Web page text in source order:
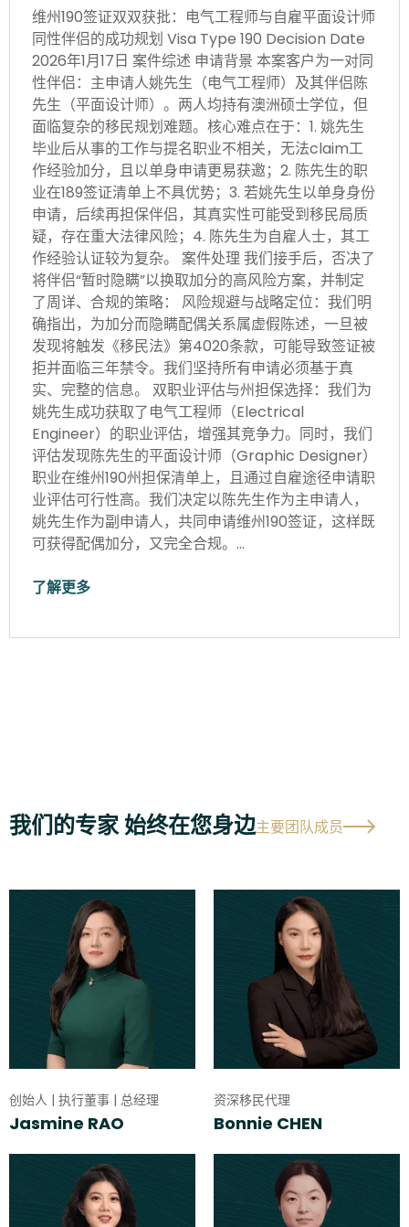
维州190签证双双获批：电气工程师与自雇平面设计师
同性伴侣的成功规划 Visa Type 190 Decision Date
2026年1月17日 案件综述 申请背景 本案客户为一对同
性伴侣：主申请人姚先生（电气工程师）及其伴侣陈
先生（平面设计师）。两人均持有澳洲硕士学位，但
面临复杂的移民规划难题。核心难点在于：1. 姚先生
毕业后从事的工作与提名职业不相关，无法claim工
作经验加分，且以单身申请更易获邀；2. 陈先生的职
业在189签证清单上不具优势；3. 若姚先生以单身身份
申请，后续再担保伴侣，其真实性可能受到移民局质
疑，存在重大法律风险；4. 陈先生为自雇人士，其工
作经验认证较为复杂。 案件处理 我们接手后，否决了
将伴侣“暂时隐瞒”以换取加分的高风险方案，并制定
了周详、合规的策略： 风险规避与战略定位：我们明
确指出，为加分而隐瞒配偶关系属虚假陈述，一旦被
发现将触发《移民法》第4020条款，可能导致签证被
拒并面临三年禁令。我们坚持所有申请必须基于真
实、完整的信息。 双职业评估与州担保选择：我们为
姚先生成功获取了电气工程师（Electrical
Engineer）的职业评估，增强其竞争力。同时，我们
评估发现陈先生的平面设计师（Graphic Designer）
职业在维州190州担保清单上，且通过自雇途径申请职
业评估可行性高。我们决定以陈先生作为主申请人，
姚先生作为副申请人，共同申请维州190签证，这样既
可获得配偶加分，又完全合规。…
了解更多
我们的专家 始终在您身边主要团队成员
创始人 | 执行董事 | 总经理
Jasmine RAO
资深移民代理
Bonnie CHEN